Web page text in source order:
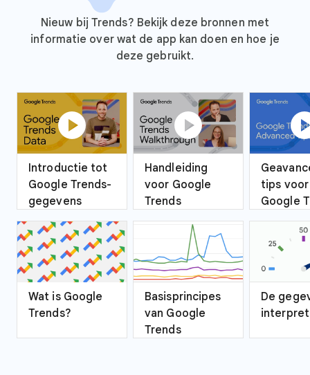
Nieuw bij Trends? Bekijk deze bronnen met
informatie over wat de app kan doen en hoe je
deze gebruikt.
play_circle
Introductie tot
Google Trends-
gegevens
play_circle
Handleiding
voor Google
Trends
tips voor
Google
Wat is Google
Trends?
Basisprincipes
van Google
Trends
De